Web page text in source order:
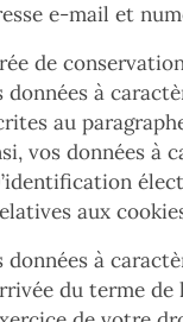
e-mail et
de
données à
au
vos données à
aux
données à
du terme